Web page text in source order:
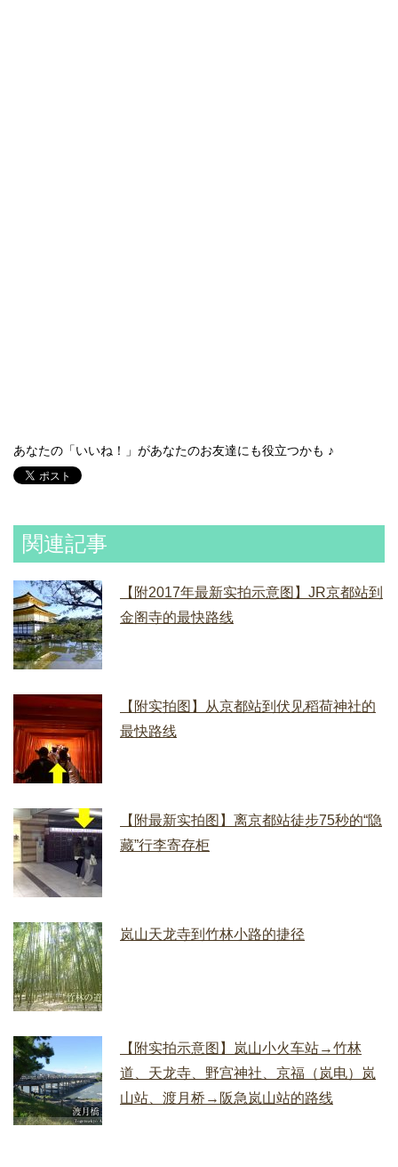
あなたの「いいね！」があなたのお友達にも役立つかも ♪
関連記事
【附2017年最新实拍示意图】JR京都站到
金阁寺的最快路线
【附实拍图】从京都站到伏见稻荷神社的
最快路线
【附最新实拍图】离京都站徒步75秒的“隐
藏”行李寄存柜
岚山天龙寺到竹林小路的捷径
【附实拍示意图】岚山小火车站→竹林
道、天龙寺、野宫神社、京福（岚电）岚
山站、渡月桥→阪急岚山站的路线